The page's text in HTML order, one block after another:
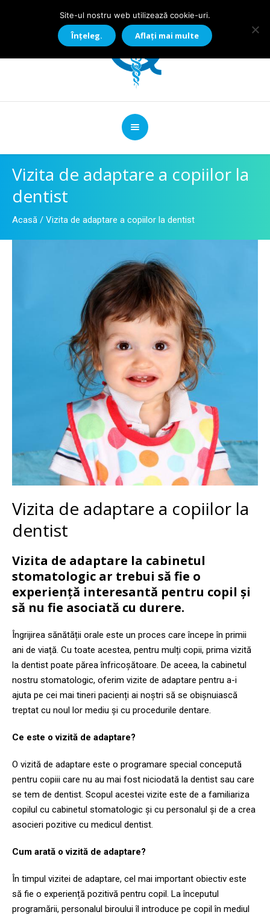
Vizita de adaptare a copiilor la
dentist
Acasă / Vizita de adaptare a copiilor la dentist
Vizita de adaptare a copiilor la
dentist
Vizita de adaptare la cabinetul
stomatologic ar trebui să fie o
experiență interesantă pentru copil și
să nu fie asociată cu durere.
Îngrijirea sănătății orale este un proces care începe în primii
ani de viață. Cu toate acestea, pentru mulți copii, prima vizită
la dentist poate părea înfricoșătoare. De aceea, la cabinetul
nostru stomatologic, oferim vizite de adaptare pentru a-i
ajuta pe cei mai tineri pacienți ai noștri să se obișnuiască
treptat cu noul lor mediu și cu procedurile dentare.
Ce este o vizită de adaptare?
O vizită de adaptare este o programare special concepută
pentru copiii care nu au mai fost niciodată la dentist sau care
se tem de dentist. Scopul acestei vizite este de a familiariza
copilul cu cabinetul stomatologic și cu personalul și de a crea
asocieri pozitive cu medicul dentist.
Cum arată o vizită de adaptare?
În timpul vizitei de adaptare, cel mai important obiectiv este
să fie o experiență pozitivă pentru copil. La începutul
programării, personalul biroului îl introduce pe copil în mediul
Site-ul nostru web utilizează cookie-uri.
Înțeleg. Aflați mai multe